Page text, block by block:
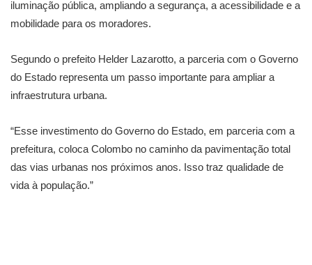
iluminação pública, ampliando a segurança, a acessibilidade e a
mobilidade para os moradores.
Segundo o prefeito Helder Lazarotto, a parceria com o Governo
do Estado representa um passo importante para ampliar a
infraestrutura urbana.
“Esse investimento do Governo do Estado, em parceria com a
prefeitura, coloca Colombo no caminho da pavimentação total
das vias urbanas nos próximos anos. Isso traz qualidade de
vida à população.”